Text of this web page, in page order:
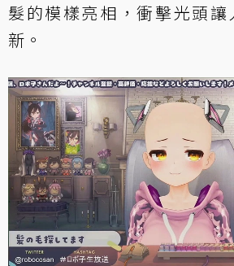
髮的模樣亮相，衝擊光頭
新。